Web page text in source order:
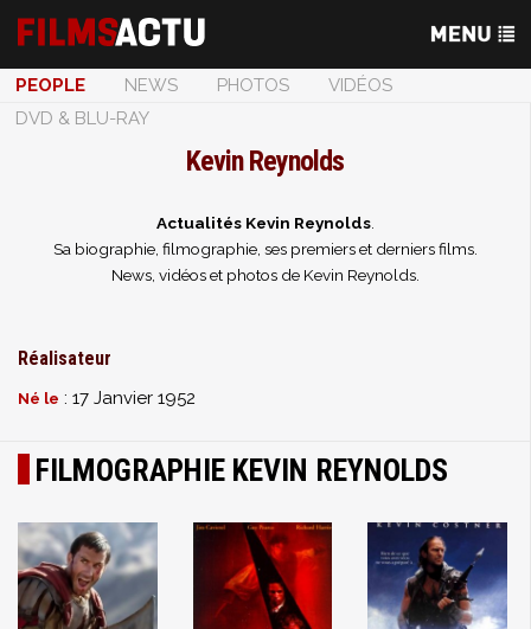
PEOPLE NEWS PHOTOS
VIDÉOS
DVD & BLU-RAY
Kevin Reynolds
Actualités Kevin Reynolds.
Sa biographie, filmographie, ses premiers et derniers films.
News, vidéos et photos de Kevin Reynolds.
Réalisateur
Né le : 17 Janvier 1952
FILMOGRAPHIE KEVIN REYNOLDS